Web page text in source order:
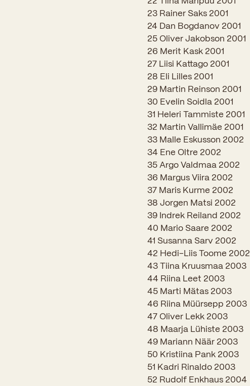
23 Rainer Saks 2001
24 Dan Bogdanov 2001
25 Oliver Jakobson 2001
26 Merit Kask 2001
27 Liisi Kattago 2001
28 Eli Lilles 2001
29 Martin Reinson 2001
30 Evelin Soidla 2001
31 Heleri Tammiste 2001
32 Martin Vallimäe 2001
33 Malle Eskusson 2002
34 Ene Oltre 2002
35 Argo Valdmaa 2002
36 Margus Viira 2002
37 Maris Kurme 2002
38 Jorgen Matsi 2002
39 Indrek Reiland 2002
40 Mario Saare 2002
41 Susanna Sarv 2002
42 Hedi-Liis Toome 2002
43 Tiina Kruusmaa 2003
44 Riina Leet 2003
45 Marti Mätas 2003
46 Riina Müürsepp 2003
47 Oliver Lekk 2003
48 Maarja Lühiste 2003
49 Mariann Näär 2003
50 Kristiina Pank 2003
51 Kadri Rinaldo 2003
52 Rudolf Enkhaus 2004